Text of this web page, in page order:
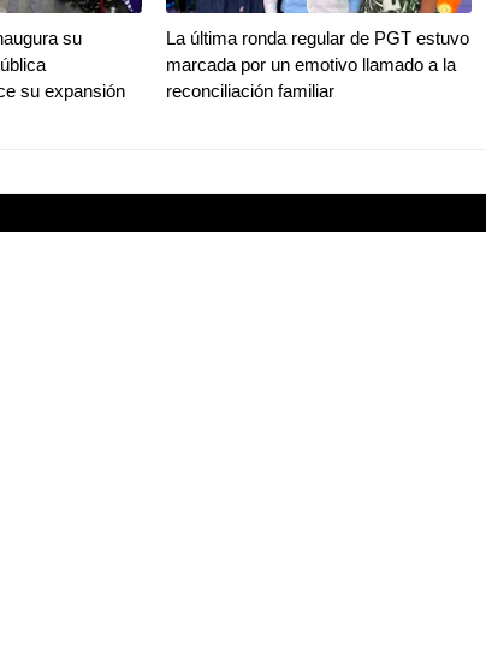
su
su expansión
La última ronda regular de PGT estuvo
marcada por un emotivo llamado a la
reconciliación familiar